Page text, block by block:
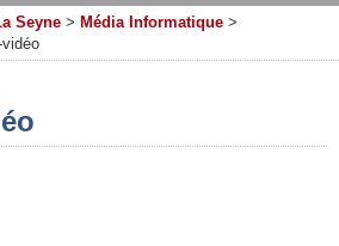
Seyne > Média Informatique >
vidéo